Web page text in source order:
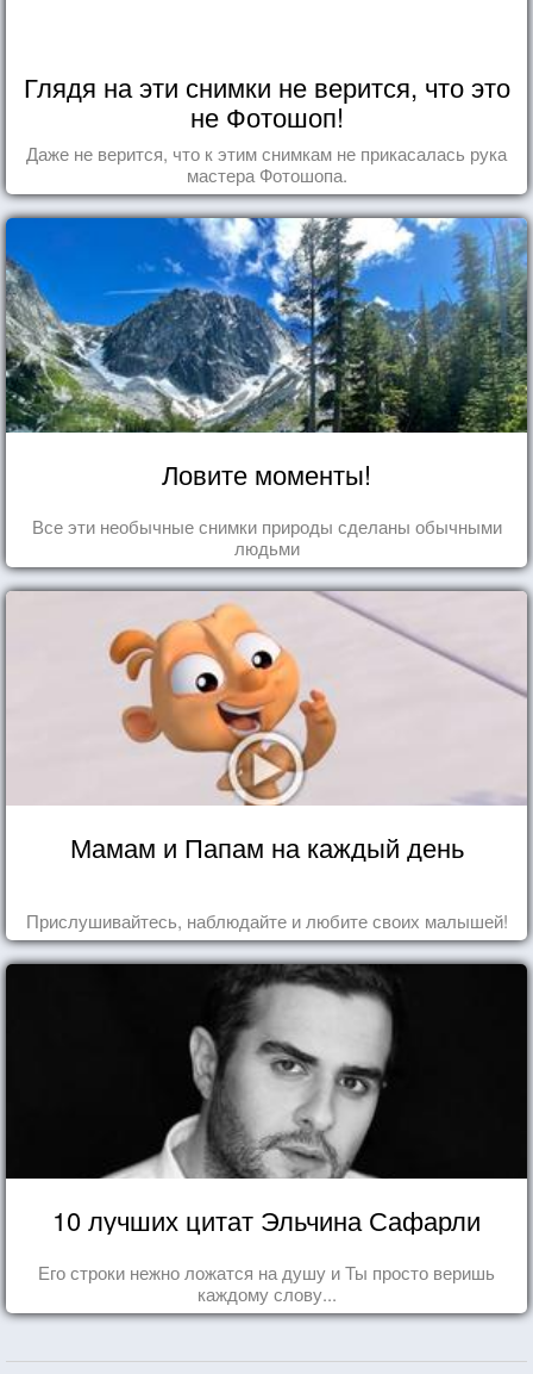
Глядя на эти снимки не верится, что это
не Фотошоп!
Даже не верится, что к этим снимкам не прикасалась рука
мастера Фотошопа.
Ловите моменты!
Все эти необычные снимки природы сделаны обычными
людьми
Мамам и Папам на каждый день
Прислушивайтесь, наблюдайте и любите своих малышей!
10 лучших цитат Эльчина Сафарли
Его строки нежно ложатся на душу и Ты просто веришь
каждому слову...